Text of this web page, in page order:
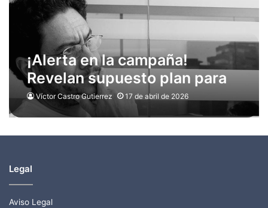
¡Alerta en la campaña!
Revelan supuesto plan para
atentar contra Iván Cepeda
Víctor Castro Gutierrez 17 de abril de 2026
Legal
Aviso Legal